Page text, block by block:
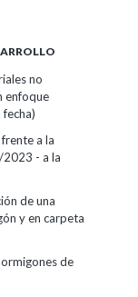
no
enfoque
a la
2023 - a la
de una
y en carpeta
de